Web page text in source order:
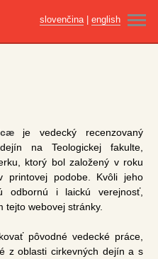
slovenčina| english
je vedecký recenzovaný
na Teologickej fakulte,
ktorý bol založený v roku
printovej podobe. Kvôli jeho
odbornú i laickú verejnosť,
tejto webovej stránky.
pôvodné vedecké práce,
z oblasti cirkevných dejín a s